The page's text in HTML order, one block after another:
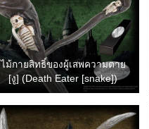
ไม้กายสิทธิ์ของผู้เสพความตาย
[งู] (Death Eater [snake])